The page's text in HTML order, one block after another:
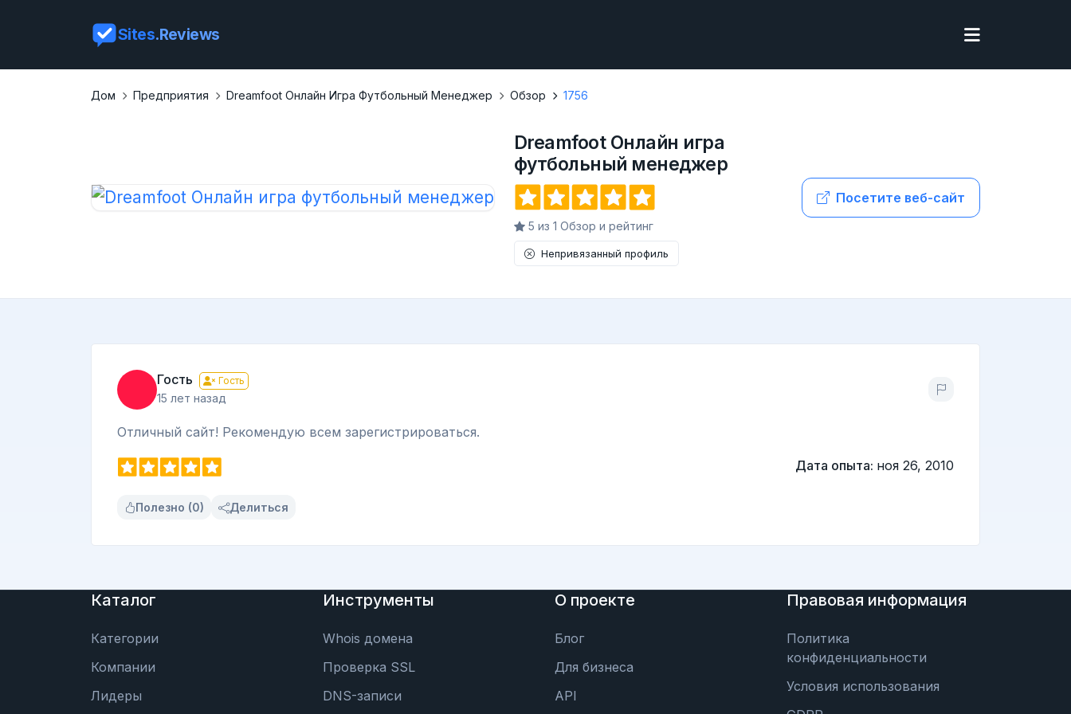
Sites.Reviews
Дом Предприятия Dreamfoot Онлайн Игра Футбольный Менеджер Обзор 1756
Dreamfoot Онлайн игра
футбольный менеджер
5 из 1 Обзор и рейтинг
Непривязанный профиль
Посетите веб-сайт
Гость Гость
15 лет назад
Отличный сайт! Рекомендую всем зарегистрироваться.
Дата опыта: ноя 26, 2010
Полезно (0) Делиться
Каталог
Категории
Компании
Лидеры
Инструменты
Whois домена
Проверка SSL
DNS-записи
О проекте
Блог
Для бизнеса
API
Правовая информация
Политика
конфиденциальности
Условия использования